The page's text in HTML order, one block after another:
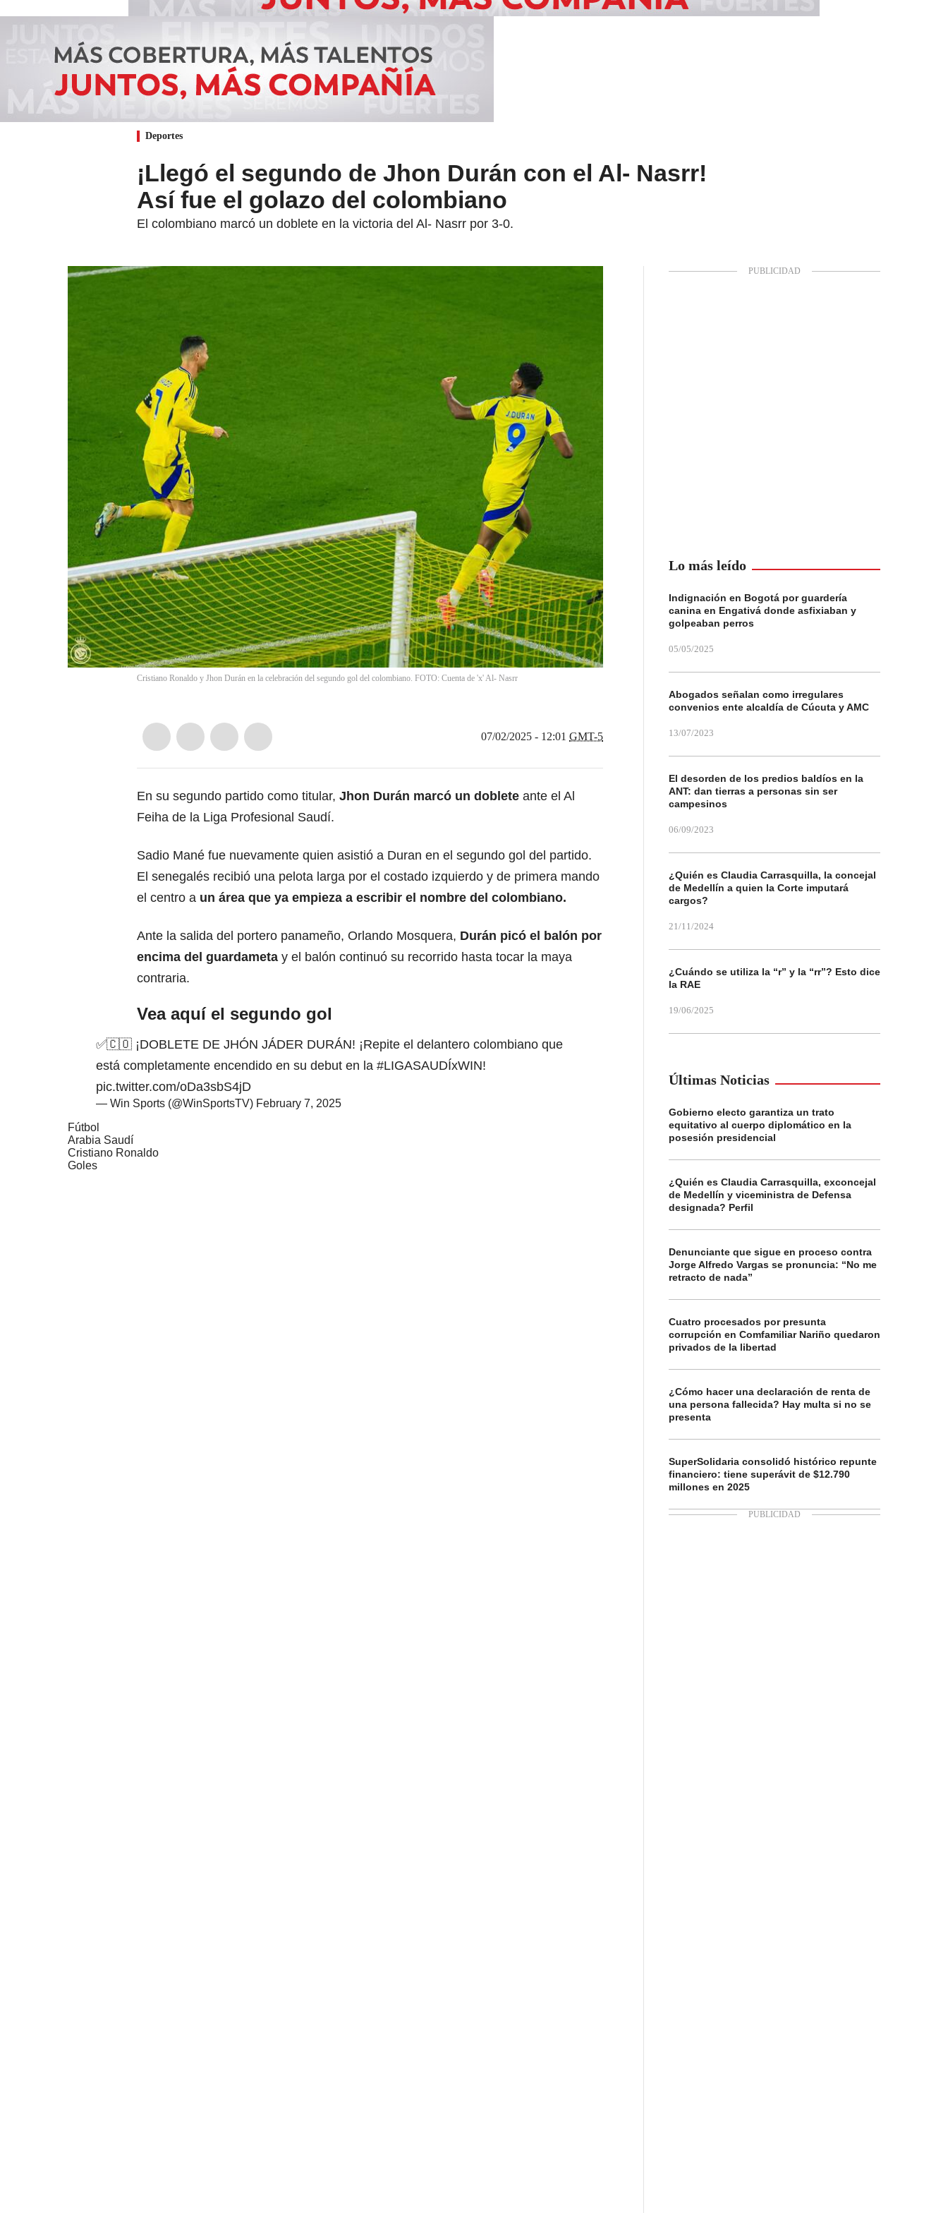
Deportes
¡Llegó el segundo de Jhon Durán con el Al- Nasrr!
Así fue el golazo del colombiano
El colombiano marcó un doblete en la victoria del Al- Nasrr por 3-0.
Cristiano Ronaldo y Jhon Durán en la celebración del segundo gol del colombiano. FOTO: Cuenta de 'x' Al- Nasrr
07/02/2025 - 12:01 GMT-5
En su segundo partido como titular, Jhon Durán marcó un doblete ante el Al
Feiha de la Liga Profesional Saudí.
Sadio Mané fue nuevamente quien asistió a Duran en el segundo gol del partido.
El senegalés recibió una pelota larga por el costado izquierdo y de primera mando
el centro a un área que ya empieza a escribir el nombre del colombiano.
Ante la salida del portero panameño, Orlando Mosquera, Durán picó el balón por
encima del guardameta y el balón continuó su recorrido hasta tocar la maya
contraria.
Vea aquí el segundo gol
✅🇨🇴 ¡DOBLETE DE JHÓN JÁDER DURÁN! ¡Repite el delantero colombiano que
está completamente encendido en su debut en la #LIGASAUDÍxWIN!
pic.twitter.com/oDa3sbS4jD
— Win Sports (@WinSportsTV) February 7, 2025
Fútbol
Arabia Saudí
Cristiano Ronaldo
Goles
Lo más leído
Indignación en Bogotá por guardería
canina en Engativá donde asfixiaban y
golpeaban perros
05/05/2025
Abogados señalan como irregulares
convenios ente alcaldía de Cúcuta y AMC
13/07/2023
El desorden de los predios baldíos en la
ANT: dan tierras a personas sin ser
campesinos
06/09/2023
¿Quién es Claudia Carrasquilla, la concejal
de Medellín a quien la Corte imputará
cargos?
21/11/2024
¿Cuándo se utiliza la “r” y la “rr”? Esto dice
la RAE
19/06/2025
Últimas Noticias
Gobierno electo garantiza un trato
equitativo al cuerpo diplomático en la
posesión presidencial
¿Quién es Claudia Carrasquilla, exconcejal
de Medellín y viceministra de Defensa
designada? Perfil
Denunciante que sigue en proceso contra
Jorge Alfredo Vargas se pronuncia: “No me
retracto de nada”
Cuatro procesados por presunta
corrupción en Comfamiliar Nariño quedaron
privados de la libertad
¿Cómo hacer una declaración de renta de
una persona fallecida? Hay multa si no se
presenta
SuperSolidaria consolidó histórico repunte
financiero: tiene superávit de $12.790
millones en 2025